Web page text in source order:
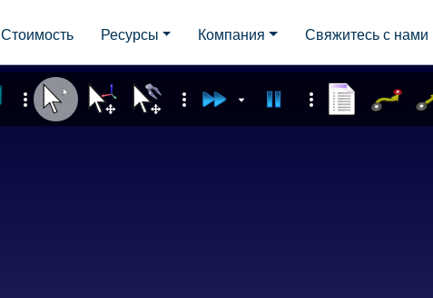
Стоимость Ресурсы Компания Свяжитесь с нами